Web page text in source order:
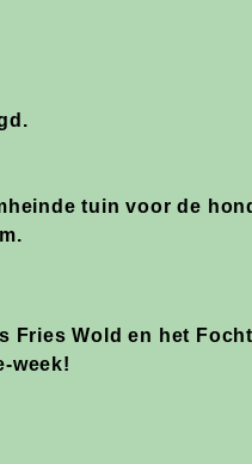
tuin voor de
Fries Wold en het
week!